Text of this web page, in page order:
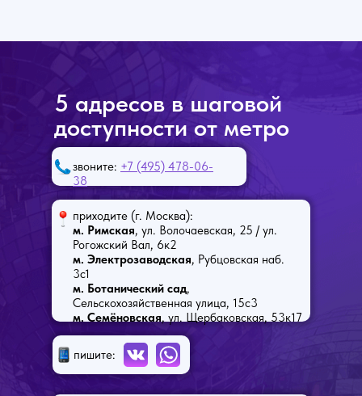
5 адресов в шаговой
доступности от метро
звоните: +7 (495) 478-06-
38
приходите (г. Москва):
м. Римская, ул. Волочаевская, 25 / ул.
Рогожский Вал, 6к2
м. Электрозаводская, Рубцовская наб.
3с1
м. Ботанический сад,
Сельскохозяйственная улица, 15с3
м. Семёновская, ул. Щербаковская, 53к17
пишите: